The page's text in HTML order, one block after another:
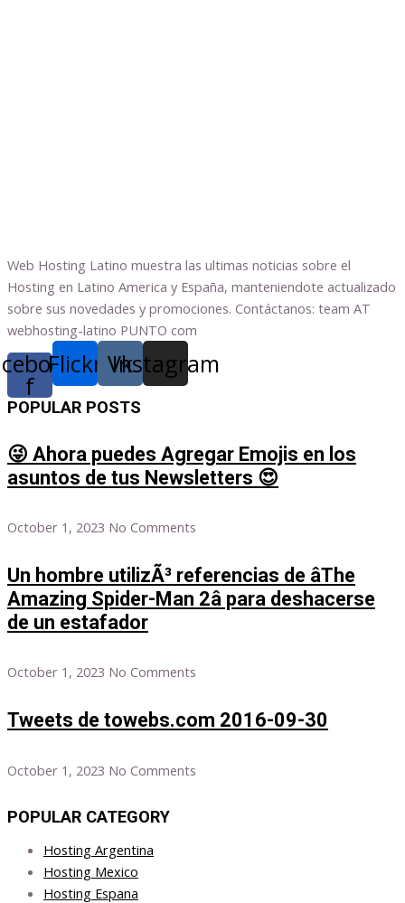
Web Hosting Latino muestra las ultimas noticias sobre el
Hosting en Latino America y España, manteniendote actualizado
sobre sus novedades y promociones. Contáctanos: team AT
webhosting-latino PUNTO com
f
Flickr Vk
Instagram
POPULAR POSTS
😜 Ahora puedes Agregar Emojis en los
asuntos de tus Newsletters 😍
October 1, 2023 No Comments
Un hombre utilizÃ³ referencias de âThe
Amazing Spider-Man 2â para deshacerse
de un estafador
October 1, 2023 No Comments
Tweets de towebs.com 2016-09-30
October 1, 2023 No Comments
POPULAR CATEGORY
Hosting Argentina
Hosting Mexico
Hosting Espana